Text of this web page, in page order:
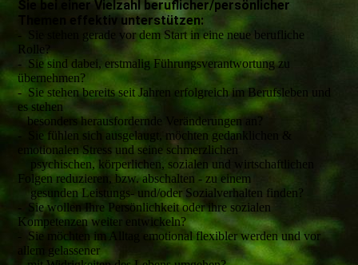
Sie bei einer Vielzahl beruflicher/persönlicher
Themen effektiv unterstützen:
- Sie stehen gerade vor dem Start in eine neue berufliche
Rolle?
- Sie sind dabei, erstmalig Führungsverantwortung zu
übernehmen?
- Sie stehen bereits seit Jahren erfolgreich im Berufsleben und
es stehen
besonders herausfordernde Veränderungen an?
- Sie fühlen sich ausgelaugt, möchten gedanklichen &
emotionalen Stress und seine schmerzlichen
psychischen, körperlichen, sozialen und wirtschaftlichen
Folgen reduzieren, bzw. abschalten - zu einem
gesunden Leistungs- und/oder Sozialverhalten finden?
- Sie wollen Ihre Persönlichkeit oder ihre sozialen
Kompetenzen weiter entwickeln?
- Sie möchten im Alltag emotional flexibler werden und vor
allem gelassener